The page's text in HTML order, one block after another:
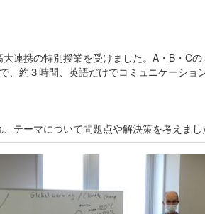
連携の特別授業を受けました。A・B・Cの
、約３時間、英語だけでコミュニケーショ
テーマについて問題点や解決策を考えまし